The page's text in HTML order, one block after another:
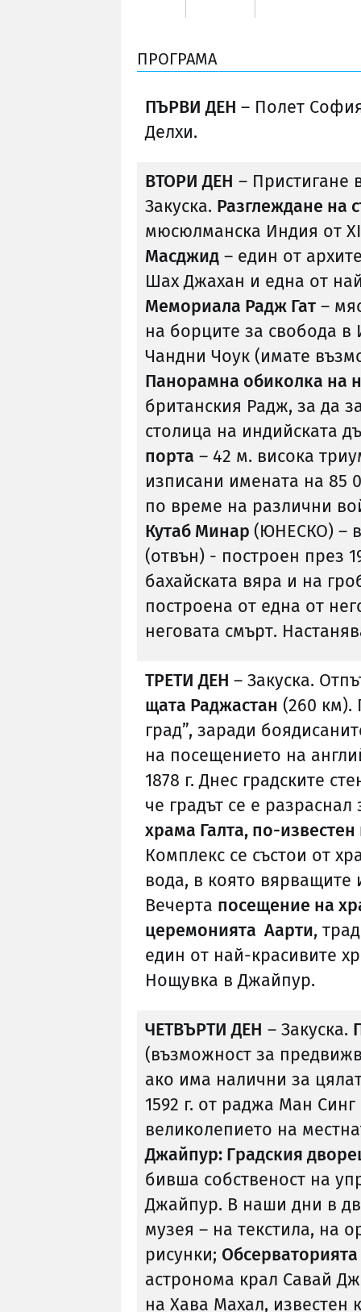
ПРОГРАМА
ПЪРВИ ДЕН – Полет
Делхи.
ВТОРИ ДЕН – Пристигане
Закуска. Разглеждане на
мюсюлманска Индия от
Масджид – един от
Шах Джахан и една от
Мемориала Радж Гат –
на борците за свобода
Чандни Чоук (имате
Панорамна обиколка на
британския Радж, за да
столица на индийската
порта – 42 м. висока
изписани имената на 85
по време на различни
Кутаб Минар (ЮНЕСКО) –
(отвън) - построен през
бахайската вяра и на
построена от една от
неговата смърт.
ТРЕТИ ДЕН – Закуска.
щата Раджастан (260 км).
град”, заради
на посещението на
1878 г. Днес градските
че градът се е
храма Галта, по-
Комплекс се състои от
вода, в която вярващите
Вечерта посещение на
церемонията Аарти,
един от най-красивите
Нощувка в Джайпур.
ЧЕТВЪРТИ ДЕН – Закуска.
(възможност за
ако има налични за
1592 г. от раджа Ман
великолепието на
Джайпур: Градския
бивша собственост на
Джайпур. В наши дни в
музея – на текстила, на
рисунки; Обсерваторията
астронома крал Савай
на Хава Махал, известен